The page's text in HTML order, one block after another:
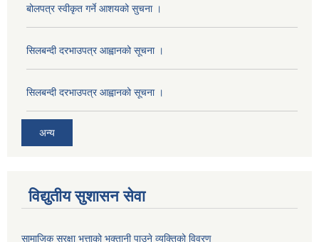
बोलपत्र स्वीकृत गर्ने आशयको सुचना ।
सिलबन्दी दरभाउपत्र आह्वानको सूचना ।
सिलबन्दी दरभाउपत्र आह्वानको सूचना ।
अन्य
विद्युतीय सुशासन सेवा
सामाजिक सुरक्षा भत्ताको भुक्तानी पाउने व्यक्तिको विवरण